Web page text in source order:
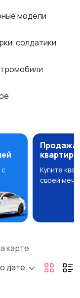
модели
солдатики
с
Продажа
квартир
Купите
своей
карте
дате